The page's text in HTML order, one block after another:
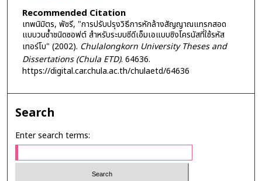
Recommended Citation
เทพนิมิตร, พัชรี, "การปรับปรุงวิธีการหักล้างสัญญาณแทรกสอด
แบบวนซ้ำชนิดซอฟต์ สำหรับระบบซีดีเอ็มเอแบบซิงโครนัสที่ใช้รหัส
เทอร์โบ" (2002). Chulalongkorn University Theses and
Dissertations (Chula ETD). 64636.
https://digital.car.chula.ac.th/chulaetd/64636
Search
Enter search terms: